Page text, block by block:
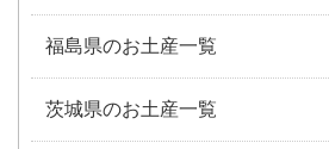
福島県のお土産一覧
茨城県のお土産一覧